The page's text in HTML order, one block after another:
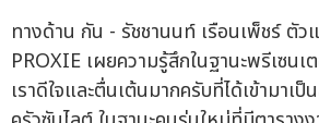
ทางด้าน กัน - รัชชานนท์ เรือนเพ็ชร์ ตั
PROXIE เผยความรู้สึกในฐานะพรีเซน
เราดีใจและตื่นเต้นมากครับที่ได้เข้ามาเ